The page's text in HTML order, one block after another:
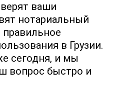
ваши
нотариальный
правильное
в Грузии.
сегодня, и мы
вопрос быстро и